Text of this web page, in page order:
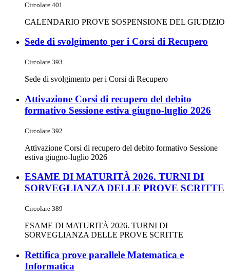
Circolare 401
CALENDARIO PROVE SOSPENSIONE DEL GIUDIZIO
Sede di svolgimento per i Corsi di Recupero
Circolare 393
Sede di svolgimento per i Corsi di Recupero
Attivazione Corsi di recupero del debito
formativo Sessione estiva giugno-luglio 2026
Circolare 392
Attivazione Corsi di recupero del debito formativo Sessione
estiva giugno-luglio 2026
ESAME DI MATURITÀ 2026. TURNI DI
SORVEGLIANZA DELLE PROVE SCRITTE
Circolare 389
ESAME DI MATURITÀ 2026. TURNI DI
SORVEGLIANZA DELLE PROVE SCRITTE
Rettifica prove parallele Matematica e
Informatica